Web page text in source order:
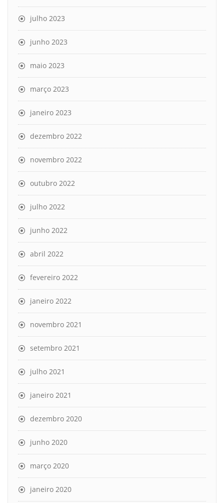
julho 2023
junho 2023
maio 2023
março 2023
janeiro 2023
dezembro 2022
novembro 2022
outubro 2022
julho 2022
junho 2022
abril 2022
fevereiro 2022
janeiro 2022
novembro 2021
setembro 2021
julho 2021
janeiro 2021
dezembro 2020
junho 2020
março 2020
janeiro 2020